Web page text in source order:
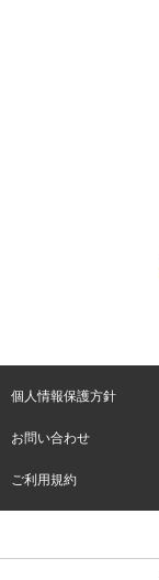
個人情報保護方針
お問い合わせ
ご利用規約